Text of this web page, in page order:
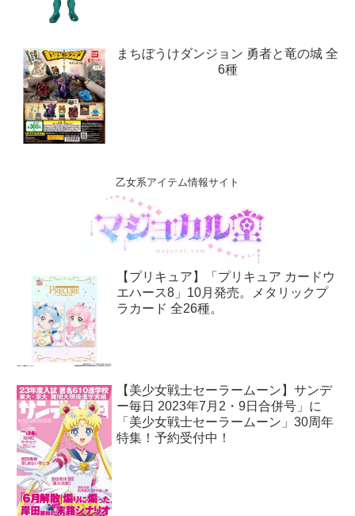
まちぼうけダンジョン 勇者と竜の城 全
6種
乙女系アイテム情報サイト
【プリキュア】「プリキュア カードウ
エハース8」10月発売。メタリックプ
ラカード 全26種。
【美少女戦士セーラームーン】サンデ
ー毎日 2023年7月2・9日合併号」に
「美少女戦士セーラームーン」30周年
特集！予約受付中！